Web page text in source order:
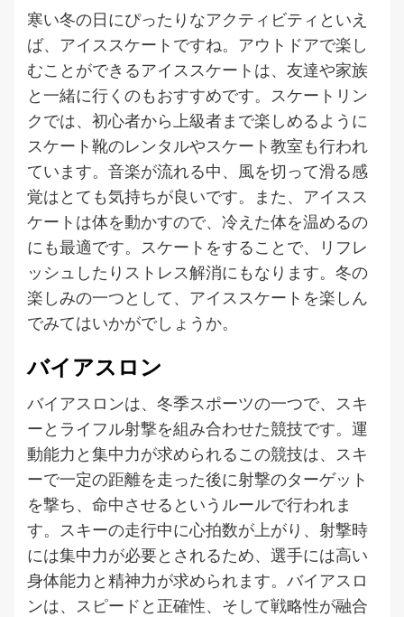
寒い冬の日にぴったりなアクティビティといえ
ば、アイススケートですね。アウトドアで楽し
むことができるアイススケートは、友達や家族
と一緒に行くのもおすすめです。スケートリン
クでは、初心者から上級者まで楽しめるように
スケート靴のレンタルやスケート教室も行われ
ています。音楽が流れる中、風を切って滑る感
覚はとても気持ちが良いです。また、アイスス
ケートは体を動かすので、冷えた体を温めるの
にも最適です。スケートをすることで、リフレ
ッシュしたりストレス解消にもなります。冬の
楽しみの一つとして、アイススケートを楽しん
でみてはいかがでしょうか。
バイアスロン
バイアスロンは、冬季スポーツの一つで、スキ
ーとライフル射撃を組み合わせた競技です。運
動能力と集中力が求められるこの競技は、スキ
ーで一定の距離を走った後に射撃のターゲット
を撃ち、命中させるというルールで行われま
す。スキーの走行中に心拍数が上がり、射撃時
には集中力が必要とされるため、選手には高い
身体能力と精神力が求められます。バイアスロ
ンは、スピードと正確性、そして戦略性が融合